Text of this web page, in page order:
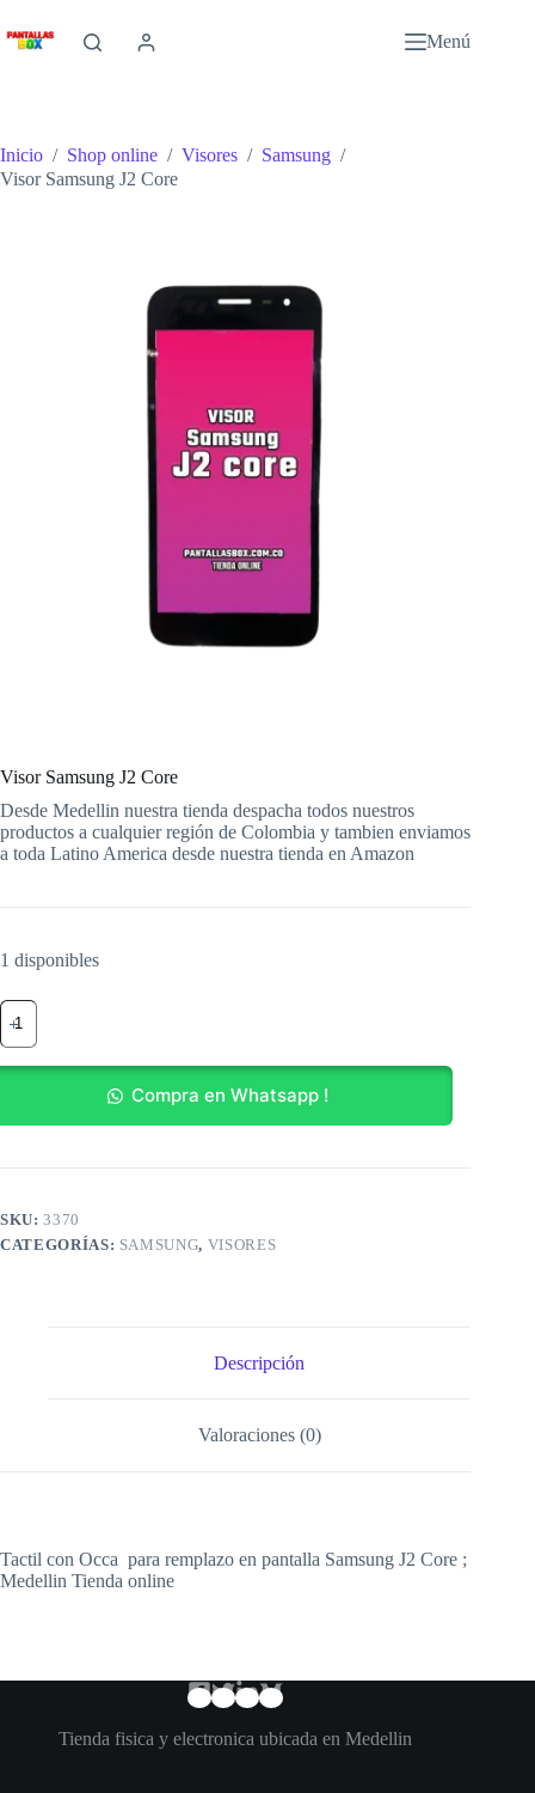
al
contenido
Menú
Inicio / Shop online / Visores / Samsung /
Visor Samsung J2 Core
Visor Samsung J2 Core
Desde Medellin nuestra tienda despacha todos nuestros
productos a cualquier región de Colombia y tambien enviamos
a toda Latino America desde nuestra tienda en Amazon
1 disponibles
Visor
Samsung
J2
Core
Compra en Whatsapp !
SKU:3370
CATEGORÍAS: SAMSUNG, VISORES
Descripción
Valoraciones (0)
Tactil con Occa para remplazo en pantalla Samsung J2 Core ;
Medellin Tienda online
Tienda fisica y electronica ubicada en Medellin